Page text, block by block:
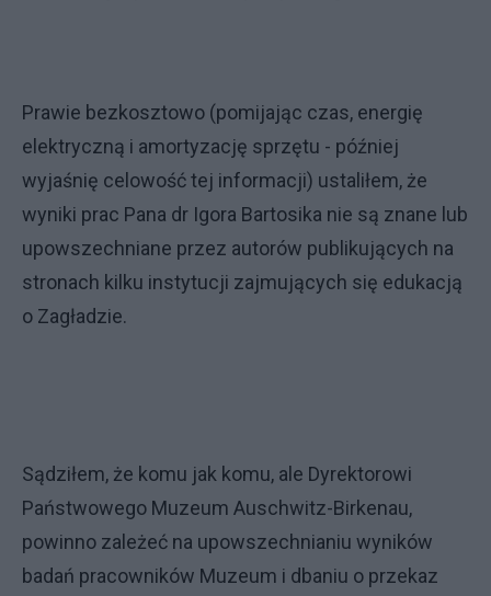
Prawie bezkosztowo (pomijając czas, energię
elektryczną i amortyzację sprzętu - później
wyjaśnię celowość tej informacji) ustaliłem, że
wyniki prac Pana dr Igora Bartosika nie są znane lub
upowszechniane przez autorów publikujących na
stronach kilku instytucji zajmujących się edukacją
o Zagładzie.
Sądziłem, że komu jak komu, ale Dyrektorowi
Państwowego Muzeum Auschwitz-Birkenau,
powinno zależeć na upowszechnianiu wyników
badań pracowników Muzeum i dbaniu o przekaz